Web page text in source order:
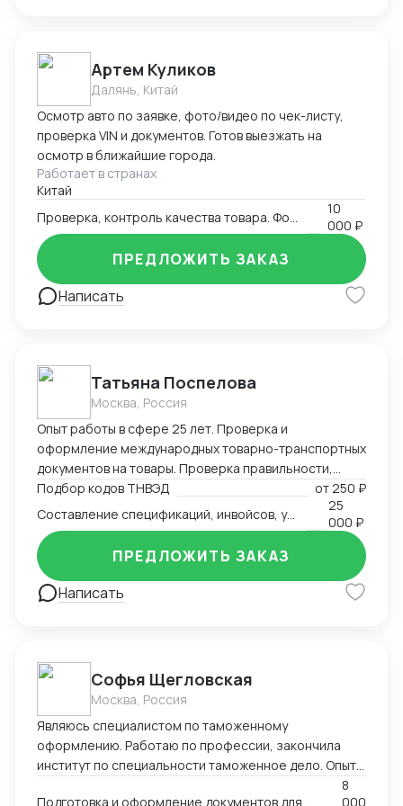
Артем Куликов
Далянь, Китай
Осмотр авто по заявке, фото/видео по чек-листу,
проверка VIN и документов. Готов выезжать на
осмотр в ближайшие города.
Работает в странах
Китай
10
000 ₽
Написать
ПРЕДЛОЖИТЬ ЗАКАЗ
Татьяна Поспелова
Москва, Россия
Опыт работы в сфере 25 лет. Проверка и
оформление международных товарно-транспортных
документов на товары. Проверка правильности,
полноты заполнения и комплектности перевозочных
и сопроводительных документов. Определение кода
товара (ТНВЭД). Выбор метода определения
таможенной стоимости и её расчёт в соответствии с
избранным методом. Определение мер тарифного и
нетарифного регулирования (помощь в получение
СС, ДС). Расчет таможенных платежей.
Подбор кодов ТНВЭД от250 ₽
Составление спецификаций, инвойсов, упаковочных листов
25
000 ₽
Написать
ПРЕДЛОЖИТЬ ЗАКАЗ
Софья Щегловская
Москва, Россия
Являюсь специалистом по таможенному
оформлению. Работаю по профессии, закончила
институт по специальности таможенное дело. Опыт
работы в двух крупных логистических компаниях, DSV
Подготовка и оформление документов для декларирования товаров; Консультация по процедурам
8
000